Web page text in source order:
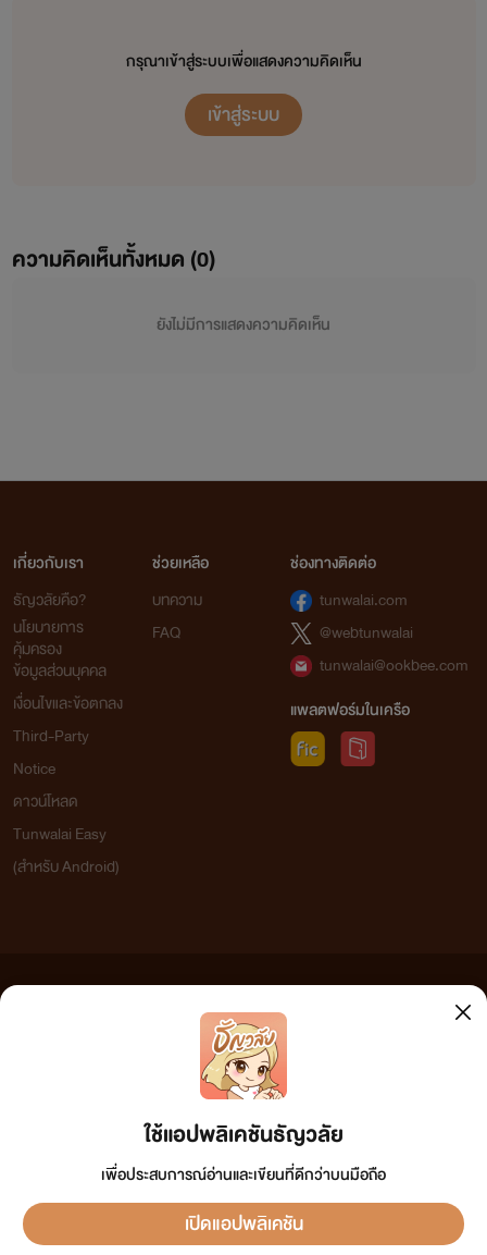
กรุณาเข้าสู่ระบบเพื่อแสดงความคิดเห็น
เข้าสู่ระบบ
ความคิดเห็นทั้งหมด (0)
ยังไม่มีการแสดงความคิดเห็น
ใช้แอปพลิเคชันธัญวลัย
เพื่อประสบการณ์อ่านและเขียนที่ดีกว่าบนมือถือ
เปิดแอปพลิเคชัน
เกี่ยวกับเรา
ธัญวลัยคือ?
นโยบายการ
คุ้มครอง
ข้อมูลส่วนบุคคล
เงื่อนไขและข้อตกลง
Third-Party
Notice
ดาวน์โหลด
Tunwalai Easy
(สำหรับ Android)
ช่วยเหลือ
บทความ
FAQ
ช่องทางติดต่อ
tunwalai.com
@webtunwalai
tunwalai@ookbee.com
แพลตฟอร์มในเครือ
เว็บไซต์แห่งนี้ไม่ได้เห็นด้วยและไม่ขอรับผิดชอบต่อข้อความใดๆ ทั้งสิ้น ดังนั้นผู้อ่านทุกท่านโปรดใช้
วิจารณญาณในการกลั่นกรองด้วยตนเอง และหากท่านพบข้อความใดๆ ที่ขัดต่อกฎหมายและศีลธรรม
กรุณาแจ้งมาที่ tunwalai@ookbee.com เพื่อทีมงานจะได้ดำเนินการในทันที ทั้งนี้ ทางเว็บไซต์ขอสงวน
ลิขสิทธิ์ตามพระราชบัญญัติลิขสิทธิ์ (ฉบับเพิ่มเติม) พ.ศ.2558